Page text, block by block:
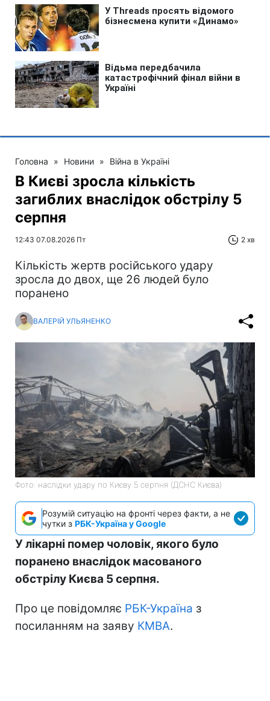
Головна » Новини » Війна в Україні
В Києві зросла кількість
загиблих внаслідок обстрілу 5
серпня
12:43 07.08.2026 Пт 2 хв
Кількість жертв російського удару
зросла до двох, ще 26 людей було
поранено
ВАЛЕРІЙ УЛЬЯНЕНКО
Фото: наслідки удару по Києву 5 серпня (ДСНС Києва)
Розумій ситуацію на фронті через факти, а не
чутки з РБК-Україна у Google
У лікарні помер чоловік, якого було
поранено внаслідок масованого
обстрілу Києва 5 серпня.
Про це повідомляє РБК-Україна з
посиланням на заяву КМВА.